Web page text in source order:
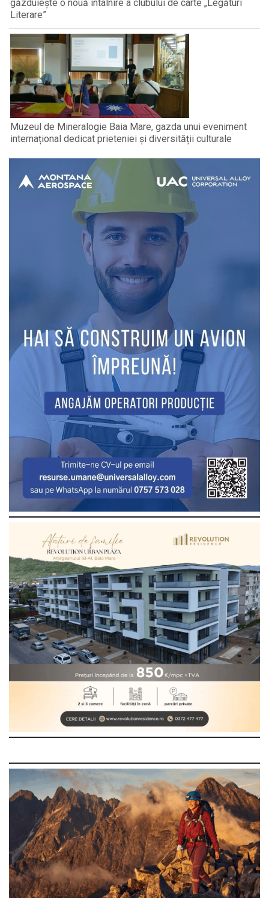
găzduiește o nouă întâlnire a clubului de carte „Legături
Literare”
Muzeul de Mineralogie Baia Mare, gazda unui eveniment
internațional dedicat prieteniei și diversității culturale